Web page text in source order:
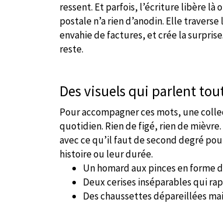
ressent. Et parfois, l’écriture libère là
postale n’a rien d’anodin. Elle
envahie de factures, et crée la
reste.
Des visuels qui parlent
Pour accompagner ces mots, une
quotidien. Rien de figé, rien de
avec ce qu’il faut de second degré
histoire ou leur durée.
Un homard aux pinces en forme
Deux cerises inséparables qui
Des chaussettes dépareillées